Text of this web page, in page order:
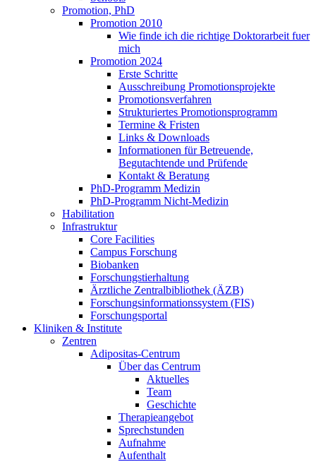
Promotion, PhD
Promotion 2010
Wie finde ich die richtige Doktorarbeit fuer
mich
Promotion 2024
Erste Schritte
Ausschreibung Promotionsprojekte
Promotionsverfahren
Strukturiertes Promotionsprogramm
Termine & Fristen
Links & Downloads
Informationen für Betreuende,
Begutachtende und Prüfende
Kontakt & Beratung
PhD-Programm Medizin
PhD-Programm Nicht-Medizin
Habilitation
Infrastruktur
Core Facilities
Campus Forschung
Biobanken
Forschungstierhaltung
Ärztliche Zentralbibliothek (ÄZB)
Forschungsinformationssystem (FIS)
Forschungsportal
Kliniken & Institute
Zentren
Adipositas-Centrum
Über das Centrum
Aktuelles
Team
Geschichte
Therapieangebot
Sprechstunden
Aufnahme
Aufenthalt